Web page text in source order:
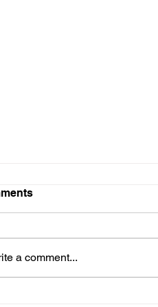
kamp Deki 5
a comment...